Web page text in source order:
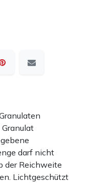
darf nicht
der Reichweite
Lichtgeschützt